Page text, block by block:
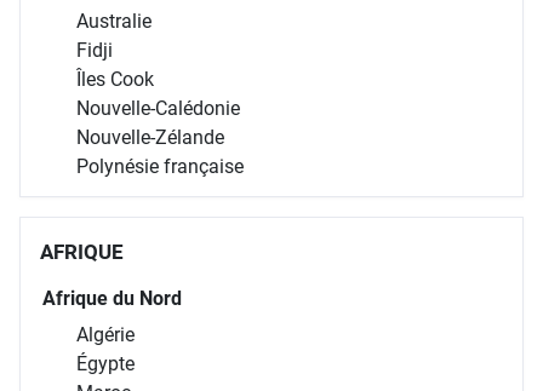
Australie
Fidji
Îles Cook
Nouvelle-Calédonie
Nouvelle-Zélande
Polynésie française
AFRIQUE
Afrique du Nord
Algérie
Égypte